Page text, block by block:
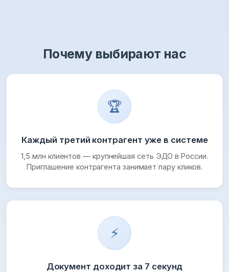
Почему выбирают нас
🏆
Каждый третий контрагент уже в системе
1,5 млн клиентов — крупнейшая сеть ЭДО в России.
Приглашение контрагента занимает пару кликов.
⚡
Документ доходит за 7 секунд